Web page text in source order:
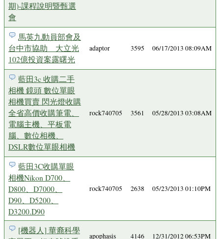
期)-課程說明暨甄選
會
馬英九動員部會及
台中市協助 大立光
102億投資案露曙光
adaptor 3595 06/17/2013 08:09AM
藍田3c 收購二手
相機 鏡頭 數位單眼
相機買賣 閃光燈收購
全省高價收購筆電、
電腦主機、平板電
腦、數位相機、
DSLR數位單眼相機
rock740705 3561 05/28/2013 03:08AM
藍田3C收購單眼
相機Nikon D700、
D800、D7000、
D90、D5200、
D3200.D90
rock740705 2638 05/23/2013 01:10PM
[機器人] 華裔科學
apophasis 4146 12/31/2012 06:53PM